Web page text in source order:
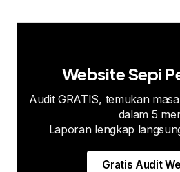
Website Sepi
Audit GRATIS, temukan
dalam 5
Laporan lengkap
Gratis Audit